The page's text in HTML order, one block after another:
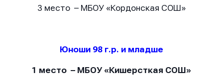
3 место – МБОУ «Кордонская СОШ»
Юноши 98 г.р. и младше
1 место – МБОУ «Кишерсткая СОШ»